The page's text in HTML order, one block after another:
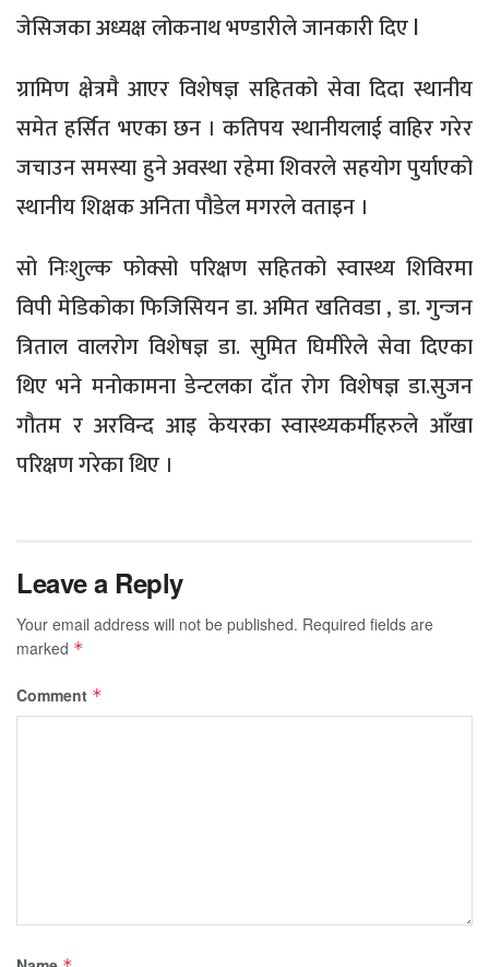
जेसिजका अध्यक्ष लोकनाथ भण्डारीले जानकारी दिए l
ग्रामिण क्षेत्रमै आएर विशेषज्ञ सहितको सेवा दिदा स्थानीय
समेत हर्सित भएका छन । कतिपय स्थानीयलाई वाहिर गरेर
जचाउन समस्या हुने अवस्था रहेमा शिवरले सहयोग पुर्याएको
स्थानीय शिक्षक अनिता पौडेल मगरले वताइन ।
सो निःशुल्क फोक्सो परिक्षण सहितको स्वास्थ्य शिविरमा
विपी मेडिकोका फिजिसियन डा. अमित खतिवडा , डा. गुन्जन
त्रिताल वालरोग विशेषज्ञ डा. सुमित घिमीरेले सेवा दिएका
थिए भने मनोकामना डेन्टलका दाँत रोग विशेषज्ञ डा.सुजन
गौतम र अरविन्द आइ केयरका स्वास्थ्यकर्मीहरुले आँखा
परिक्षण गरेका थिए ।
Leave a Reply
Your email address will not be published. Required fields are
marked *
Comment *